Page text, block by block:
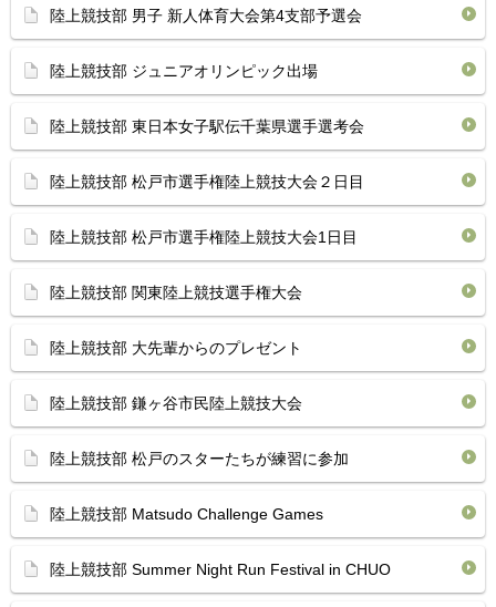
陸上競技部 男子 新人体育大会第4支部予選会
陸上競技部 ジュニアオリンピック出場
陸上競技部 東日本女子駅伝千葉県選手選考会
陸上競技部 松戸市選手権陸上競技大会２日目
陸上競技部 松戸市選手権陸上競技大会1日目
陸上競技部 関東陸上競技選手権大会
陸上競技部 大先輩からのプレゼント
陸上競技部 鎌ヶ谷市民陸上競技大会
陸上競技部 松戸のスターたちが練習に参加
陸上競技部 Matsudo Challenge Games
陸上競技部 Summer Night Run Festival in CHUO